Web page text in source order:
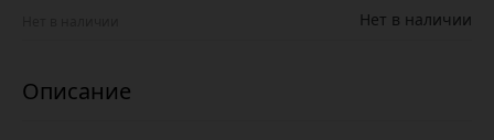
Нет в наличии